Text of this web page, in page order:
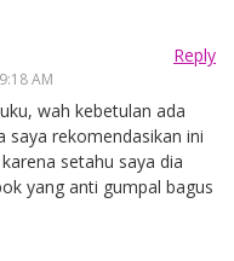
AM
Reply
wah kebetulan ada
saya rekomendasikan ini
setahu saya dia
yang anti gumpal bagus